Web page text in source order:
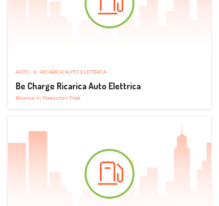
AUTO RICARICA AUTO ELETTRICA
Be Charge Ricarica Auto Elettrica
Ricarica in Postazioni Fisse